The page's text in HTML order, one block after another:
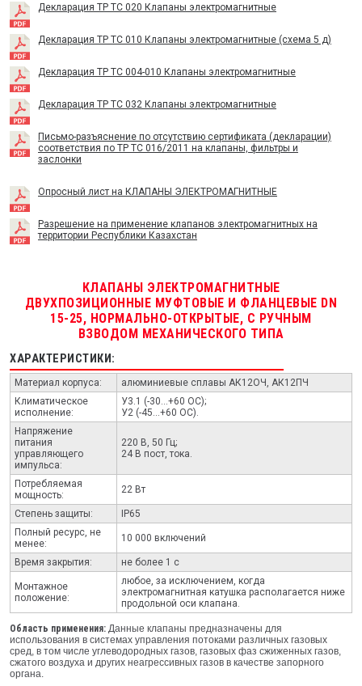
Декларация ТР ТС 020 Клапаны электромагнитные
Декларация ТР ТС 010 Клапаны электромагнитные (схема 5 д)
Декларация ТР ТС 004-010 Клапаны электромагнитные
Декларация ТР ТС 032 Клапаны электромагнитные
Письмо-разъяснение по отсутствию сертификата (декларации)
соответствия по ТР ТС 016/2011 на клапаны, фильтры и
заслонки
Опросный лист на КЛАПАНЫ ЭЛЕКТРОМАГНИТНЫЕ
Разрешение на применение клапанов электромагнитных на
территории Республики Казахстан
КЛАПАНЫ ЭЛЕКТРОМАГНИТНЫЕ
ДВУХПОЗИЦИОННЫЕ МУФТОВЫЕ И ФЛАНЦЕВЫЕ DN
15-25, НОРМАЛЬНО-ОТКРЫТЫЕ, С РУЧНЫМ
ВЗВОДОМ МЕХАНИЧЕСКОГО ТИПА
ХАРАКТЕРИСТИКИ:
Материал корпуса:
алюминиевые сплавы АК12ОЧ, АК12ПЧ
Климатическое
исполнение:
У3.1 (-30...+60 ОС);
У2 (-45...+60 ОС).
Напряжение
питания
управляющего
импульса:
220 В, 50 Гц;
24 В пост, тока.
Потребляемая
мощность:
22 Вт
Степень защиты:
IP65
Полный ресурс, не
менее:
10 000 включений
Время закрытия: не более 1 с
Монтажное
положение:
любое, за исключением, когда
электромагнитная катушка располагается ниже
продольной оси клапана.
Область применения: Данные клапаны предназначены для
использования в системах управления потоками различных газовых
сред, в том числе углеводородных газов, газовых фаз сжиженных газов,
сжатого воздуха и других неагрессивных газов в качестве запорного
органа.